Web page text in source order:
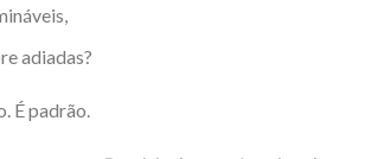
adiadas?
É padrão.